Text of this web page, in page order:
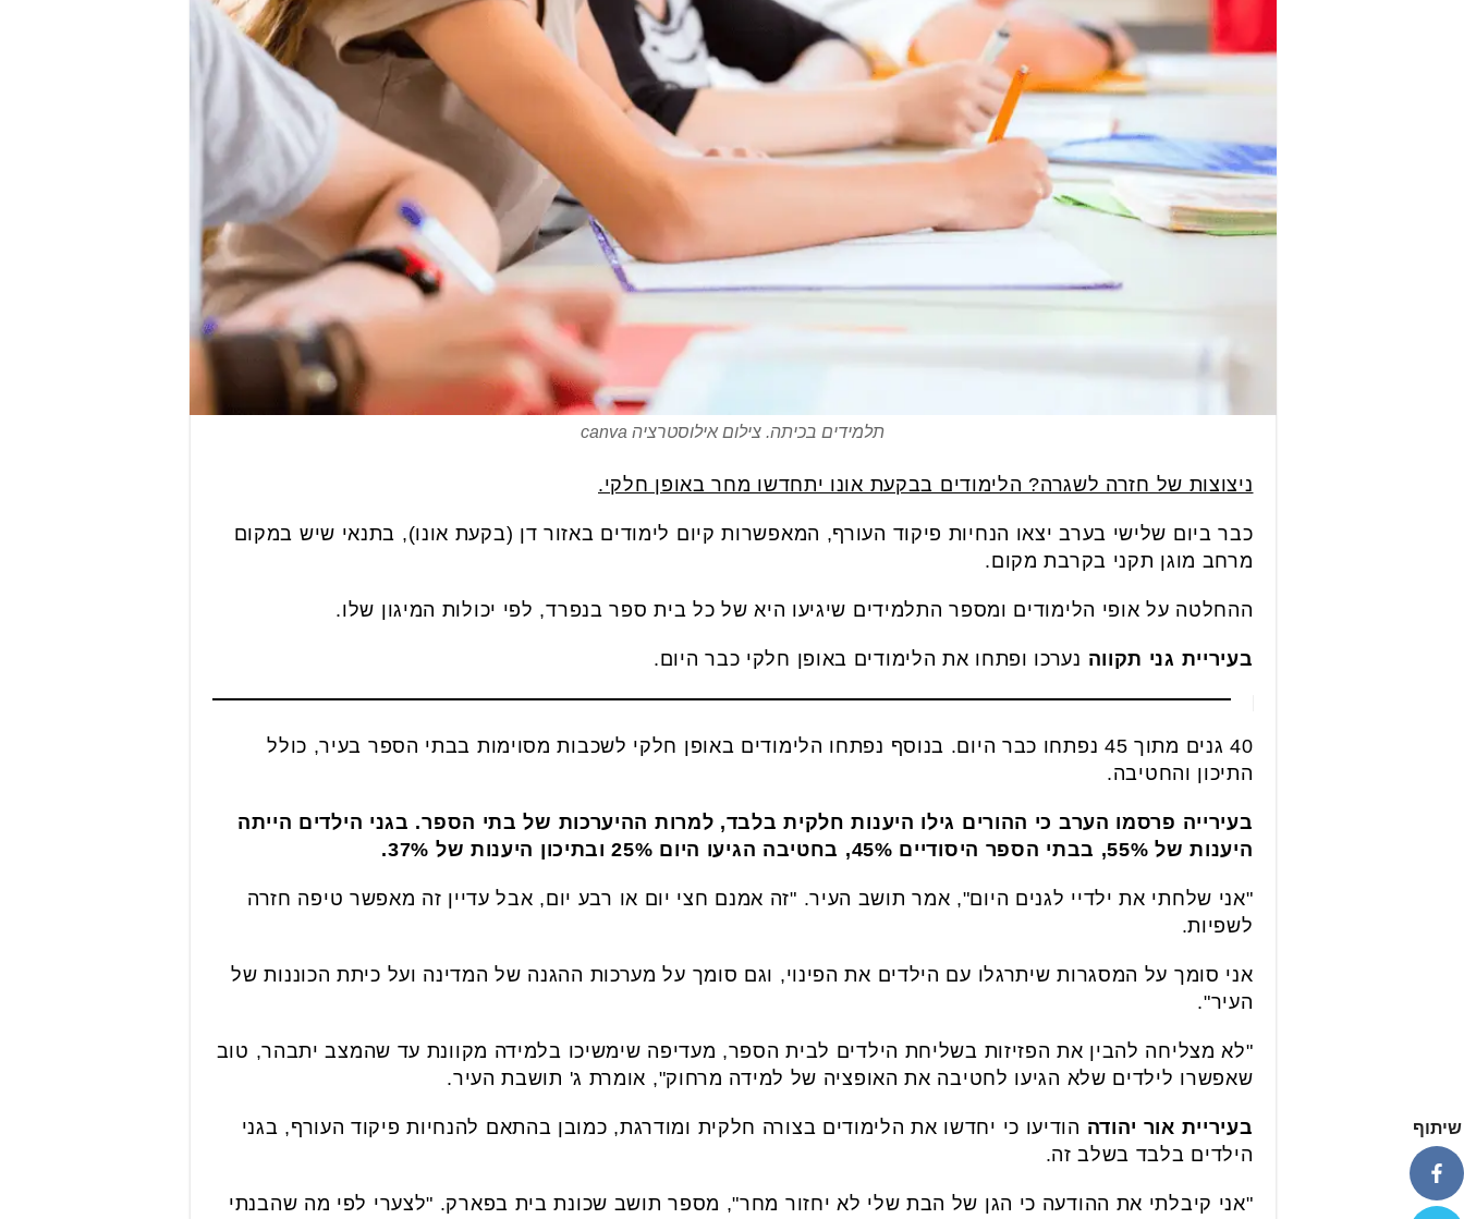
תלמידים בכיתה. צילום אילוסטרציה canva
ניצוצות של חזרה לשגרה? הלימודים בבקעת אונו יתחדשו מחר באופן חלקי.
כבר ביום שלישי בערב יצאו הנחיות פיקוד העורף, המאפשרות קיום לימודים באזור דן (בקעת אונו), בתנאי שיש במקום
מרחב מוגן תקני בקרבת מקום.
ההחלטה על אופי הלימודים ומספר התלמידים שיגיעו היא של כל בית ספר בנפרד, לפי יכולות המיגון שלו.
בעיריית גני תקווה נערכו ופתחו את הלימודים באופן חלקי כבר היום.
40 גנים מתוך 45 נפתחו כבר היום. בנוסף נפתחו הלימודים באופן חלקי לשכבות מסוימות בבתי הספר בעיר, כולל
התיכון והחטיבה.
בעירייה פרסמו הערב כי ההורים גילו היענות חלקית בלבד, למרות ההיערכות של בתי הספר. בגני הילדים הייתה
היענות של 55%, בבתי הספר היסודיים 45%, בחטיבה הגיעו היום 25% ובתיכון היענות של 37%.
"אני שלחתי את ילדיי לגנים היום", אמר תושב העיר. "זה אמנם חצי יום או רבע יום, אבל עדיין זה מאפשר טיפה חזרה
לשפיות.
אני סומך על המסגרות שיתרגלו עם הילדים את הפינוי, וגם סומך על מערכות ההגנה של המדינה ועל כיתת הכוננות של
העיר".
"לא מצליחה להבין את הפזיזות בשליחת הילדים לבית הספר, מעדיפה שימשיכו בלמידה מקוונת עד שהמצב יתבהר, טוב
שאפשרו לילדים שלא הגיעו לחטיבה את האופציה של למידה מרחוק", אומרת ג' תושבת העיר.
בעיריית אור יהודה הודיעו כי יחדשו את הלימודים בצורה חלקית ומודרגת, כמובן בהתאם להנחיות פיקוד העורף, בגני
הילדים בלבד בשלב זה.
"אני קיבלתי את ההודעה כי הגן של הבת שלי לא יחזור מחר", מספר תושב שכונת בית בפארק. "לצערי לפי מה שהבנתי
שיתוף